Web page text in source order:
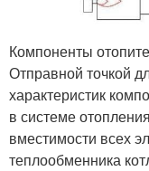
Компоненты
Отправной точкой
характеристик
в системе
вместимости всех
теплообменника